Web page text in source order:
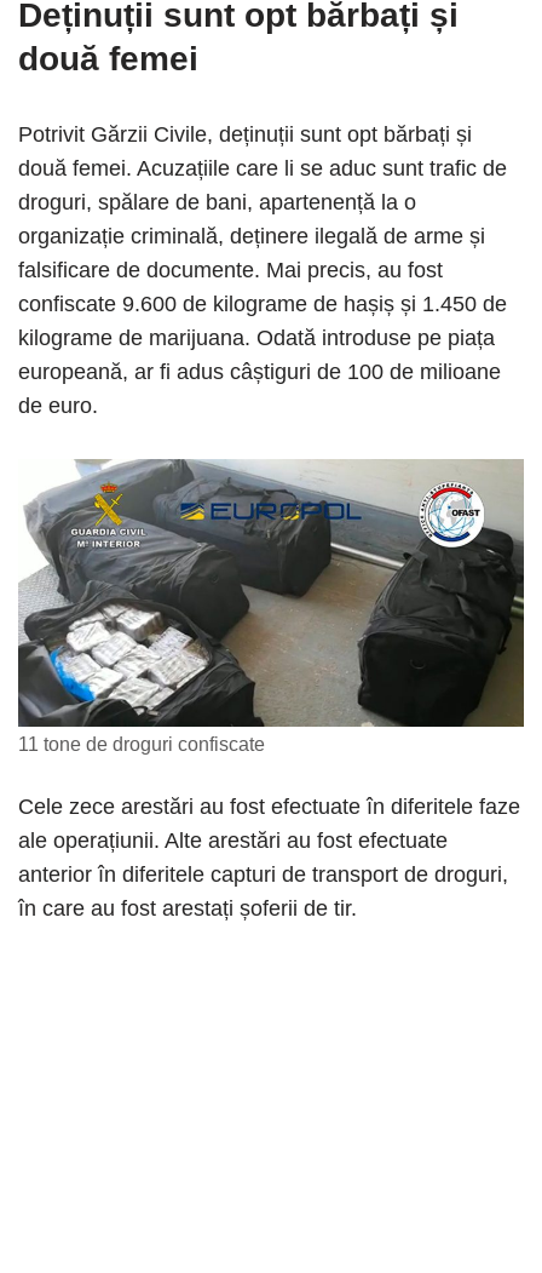
Deținuții sunt opt bărbați și
două femei
Potrivit Gărzii Civile, deținuții sunt opt bărbați și
două femei. Acuzațiile care li se aduc sunt trafic de
droguri, spălare de bani, apartenență la o
organizație criminală, deținere ilegală de arme și
falsificare de documente. Mai precis, au fost
confiscate 9.600 de kilograme de hașiș și 1.450 de
kilograme de marijuana. Odată introduse pe piața
europeană, ar fi adus câștiguri de 100 de milioane
de euro.
11 tone de droguri confiscate
Cele zece arestări au fost efectuate în diferitele faze
ale operațiunii. Alte arestări au fost efectuate
anterior în diferitele capturi de transport de droguri,
în care au fost arestați șoferii de tir.